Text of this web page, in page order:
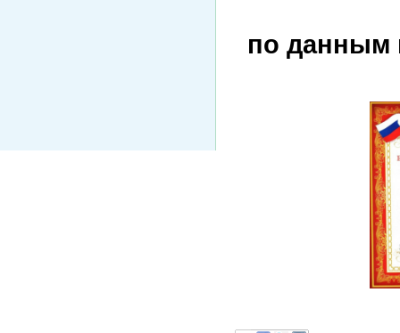
по данным